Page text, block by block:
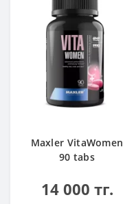
Maxler VitaWomen
90 tabs
14 000 тг.